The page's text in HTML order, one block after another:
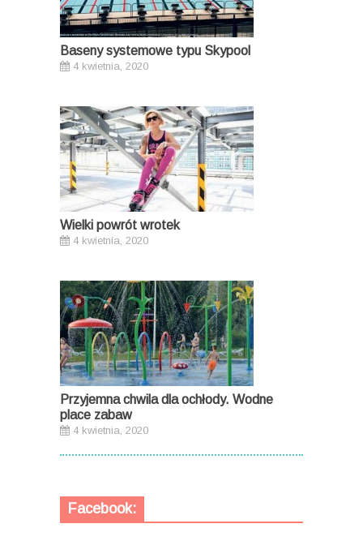
Baseny systemowe typu Skypool
4 kwietnia, 2020
Wielki powrót wrotek
4 kwietnia, 2020
Przyjemna chwila dla ochłody. Wodne
place zabaw
4 kwietnia, 2020
Facebook: